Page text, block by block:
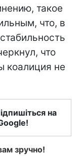
такое
что, в
что
коалиция не
на
зручно!